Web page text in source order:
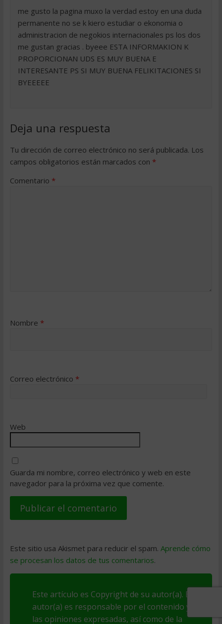
me gusto la pagina muxo la verdad estoy en una duda
permanente no se k kiero estudiar o ekonomia o
administracion de negokios internacionales ps los dos
me gustan gracias . byeee ESTA INFORMAKION K
PROPORCIONAN UDS ES MUY BUENA E
INTERESANTE PS SI MUY BUENA FELIKITACIONES SI
BYEEEEE
Deja una respuesta
Tu dirección de correo electrónico no será publicada. Los
campos obligatorios están marcados con *
Comentario *
Nombre *
Correo electrónico *
Web
Guarda mi nombre, correo electrónico y web en este
navegador para la próxima vez que comente.
Este sitio usa Akismet para reducir el spam. Aprende cómo
se procesan los datos de tus comentarios.
Este artículo es Copyright de su autor(a). El
autor(a) es responsable por el contenido y
las opiniones expresadas, así como de la